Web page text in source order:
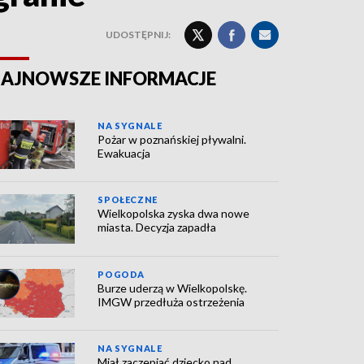
UDOSTĘPNIJ:
INFORMACJE
NA SYGNALE
Pożar w poznańskiej pływalni.
Ewakuacja
SPOŁECZNE
Wielkopolska zyska dwa nowe
miasta. Decyzja zapadła
POGODA
Burze uderzą w Wielkopolskę.
IMGW przedłuża ostrzeżenia
NA SYGNALE